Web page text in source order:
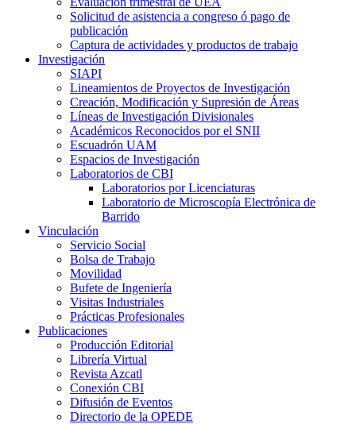
Solicitud de asistencia a congreso ó pago de
publicación
Captura de actividades y productos de trabajo
Investigación
SIAPI
Lineamientos de Proyectos de Investigación
Creación, Modificación y Supresión de Áreas
Líneas de Investigación Divisionales
Académicos Reconocidos por el SNII
Escuadrón UAM
Espacios de Investigación
Laboratorios de CBI
Laboratorios por Licenciaturas
Laboratorio de Microscopía Electrónica de
Barrido
Vinculación
Servicio Social
Bolsa de Trabajo
Movilidad
Bufete de Ingeniería
Visitas Industriales
Prácticas Profesionales
Publicaciones
Producción Editorial
Librería Virtual
Revista Azcatl
Conexión CBI
Difusión de Eventos
Directorio de la OPEDE